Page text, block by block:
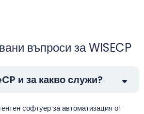
въпроси за WISECP
и за какво служи?
софтуер за автоматизация от